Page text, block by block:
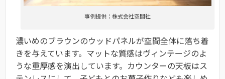
事例提供：株式会社空間社
濃いめのブラウンのウッドパネルが空間全体に落ち着
きを与えています。マットな質感はヴィンテージのよ
うな重厚感を演出しています。カウンターの天板はス